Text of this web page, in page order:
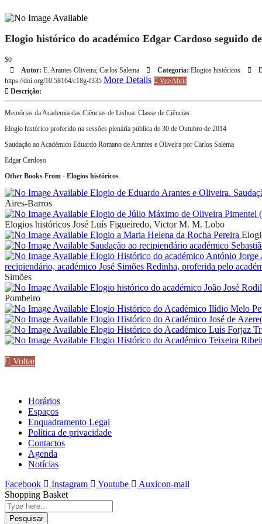
Elogio histórico do académico Edgar Cardoso seguido
$0
Autor: E. Arantes Oliveira; Carlos Salema Categoria: Elogios históricos
https://doi.org/10.58164/c18g-f335 More Details
Ver/Abrir
Descrição:
Memórias da Academia das Ciências de Lisboa: Classe de Ciências
Elogio histórico proferido na sessões plenária pública de 30 de Outubro de 2014
Saudação ao Académico Eduardo Romano de Arantes e Oliveira por Carlos Salema
Edgar Cardoso
Other Books From - Elogios históricos
Elogio de Eduardo Arantes e Oliveira.
Aires-Barros
Elogio de Júlio Máximo de Oliveira Pimentel
Elogios históricos José Luís Figueiredo, Victor M. M. Lobo
Elogio a Maria Helena da Rocha Pereira
Saudação ao recipiendário académico
Elogio Histórico do académico António Jorge
recipiendário, académico José Simões Redinha, proferida pelo
Simões
Elogio histórico do académico João José
Pombeiro
Elogio Histórico do Académico Ilídio Melo
Elogio Histórico do Académico José de
Elogio Histórico do Académico Luís Forjaz
Elogio Histórico do Académico Teixeira
Voltar
Horários
Espaços
Enquadramento Legal
Política de privacidade
Contactos
Agenda
Notícias
Facebook
Instagram Youtube
Auxicon-mail
Shopping Basket